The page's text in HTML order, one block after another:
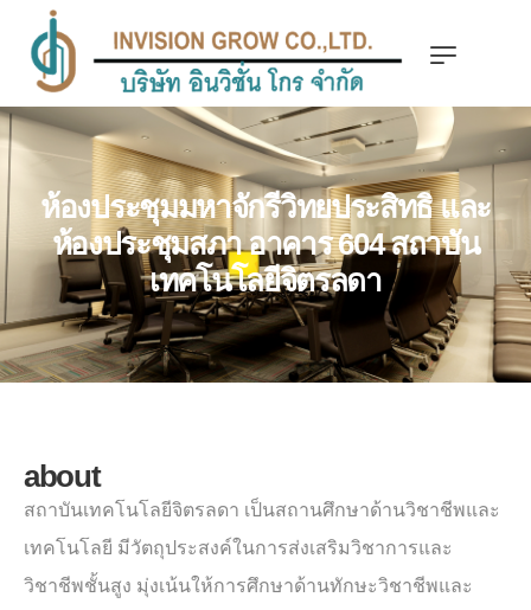
ห้องประชุมมหาจักรีวิทยประสิทธิ และ
ห้องประชุมสภา อาคาร 604 สถาบัน
เทคโนโลยีจิตรลดา
about
สถาบันเทคโนโลยีจิตรลดา เป็นสถานศึกษาด้านวิชาชีพและ
เทคโนโลยี มีวัตถุประสงค์ในการส่งเสริมวิชาการและ
วิชาชีพชั้นสูง มุ่งเน้นให้การศึกษาด้านทักษะวิชาชีพและ